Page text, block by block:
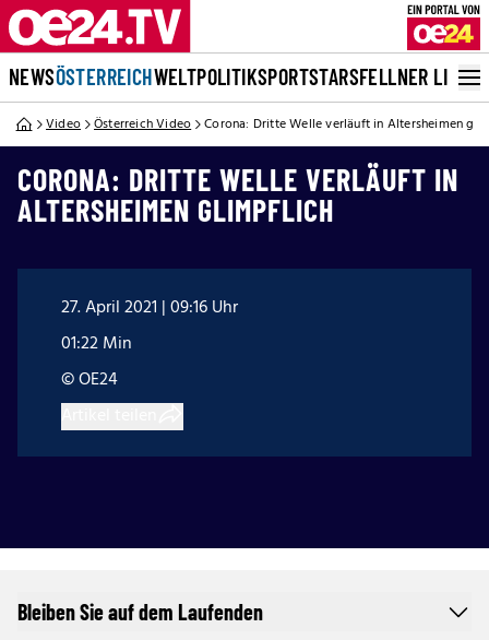
NEWSÖSTERREICHWELTPOLITIKSPORTSTARSFELLNER LIVE
Video Österreich Video Corona: Dritte Welle verläuft in Altersheimen
CORONA: DRITTE WELLE VERLÄUFT IN
ALTERSHEIMEN GLIMPFLICH
27. April 2021 | 09:16 Uhr
01:22 Min
© OE24
Bleiben Sie auf dem Laufenden